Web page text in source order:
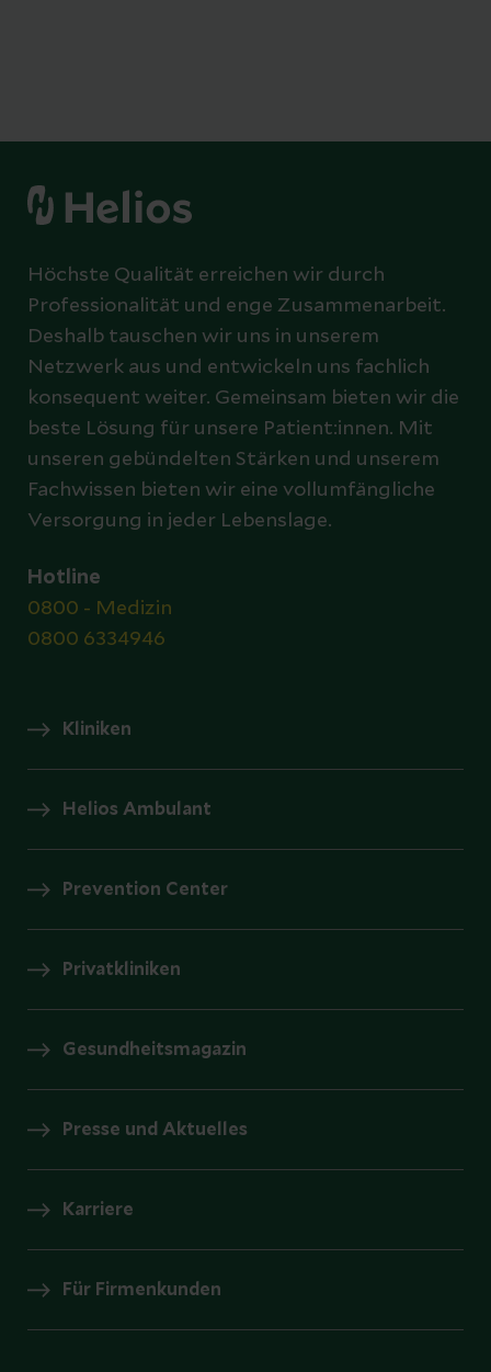
Höchste Qualität erreichen wir durch
Professionalität und enge Zusammenarbeit.
Deshalb tauschen wir uns in unserem
Netzwerk aus und entwickeln uns fachlich
konsequent weiter. Gemeinsam bieten wir die
beste Lösung für unsere Patient:innen. Mit
unseren gebündelten Stärken und unserem
Fachwissen bieten wir eine vollumfängliche
Versorgung in jeder Lebenslage.
Hotline
0800 - Medizin
0800 6334946
Kliniken
Helios Ambulant
Prevention Center
Privatkliniken
Gesundheitsmagazin
Presse und Aktuelles
Karriere
Für Firmenkunden